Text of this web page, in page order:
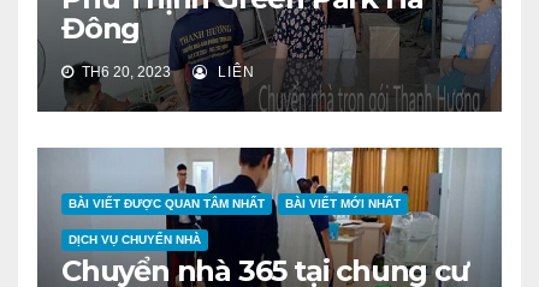
Đông
TH6 20, 2023 LIÊN
BÀI VIẾT ĐƯỢC QUAN TÂM NHẤT BÀI VIẾT MỚI NHẤT
DỊCH VỤ CHUYỂN NHÀ
Chuyển nhà 365 tại chung cư